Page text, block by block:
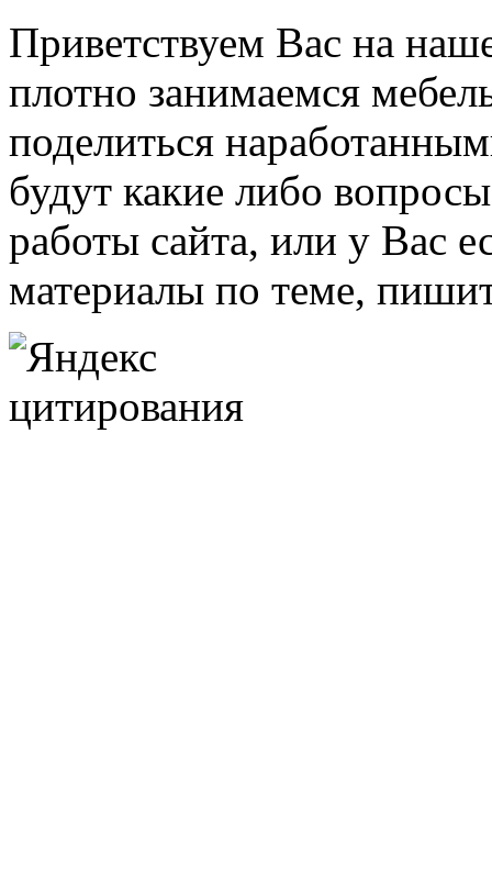
Приветствуем Вас на
плотно занимаемся
поделиться
будут какие либо
работы сайта, или у Вас
материалы по теме,